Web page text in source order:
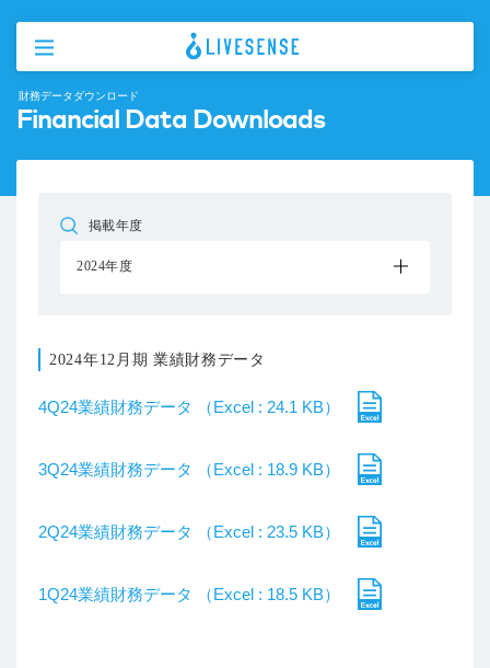
財務データダウンロード
Financial Data Downloads
掲載年度
2024年度
2024年12月期 業績財務データ
4Q24業績財務データ （Excel : 24.1 KB）
3Q24業績財務データ （Excel : 18.9 KB）
2Q24業績財務データ （Excel : 23.5 KB）
1Q24業績財務データ （Excel : 18.5 KB）